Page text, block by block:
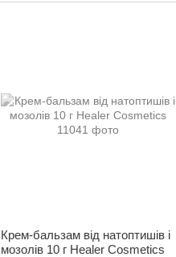
Крем-бальзам від натоптишів і
мозолів 10 г Healer Cosmetics